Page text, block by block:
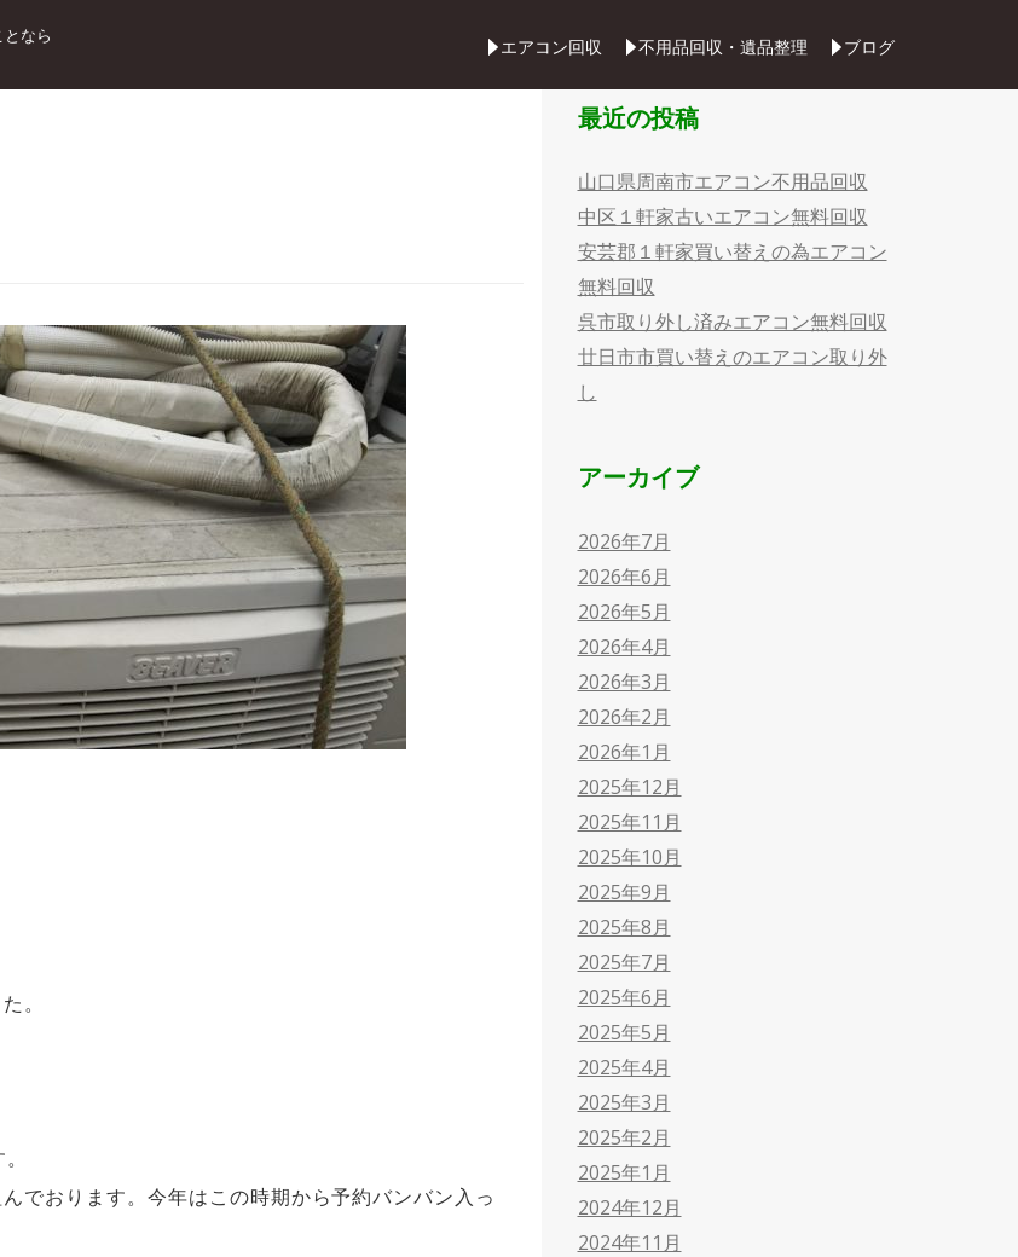
なら
エアコン回収 不用品回収・遺品整理 ブログ
。
でおります。今年はこの時期から予約バンバン入っ
最近の投稿
山口県周南市エアコン不用品回収
中区１軒家古いエアコン無料回収
安芸郡１軒家買い替えの為エアコン
無料回収
呉市取り外し済みエアコン無料回収
廿日市市買い替えのエアコン取り外
し
アーカイブ
2026年7月
2026年6月
2026年5月
2026年4月
2026年3月
2026年2月
2026年1月
2025年12月
2025年11月
2025年10月
2025年9月
2025年8月
2025年7月
2025年6月
2025年5月
2025年4月
2025年3月
2025年2月
2025年1月
2024年12月
2024年11月